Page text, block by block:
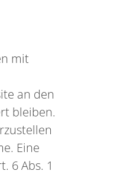
mit
an den
bleiben.
Eine
6 Abs. 1